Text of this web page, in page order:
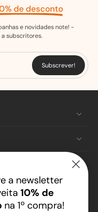
de desconto
e novidades note! -
subscritores.
Subscrever!
a newsletter
10% de
na 1º compra!